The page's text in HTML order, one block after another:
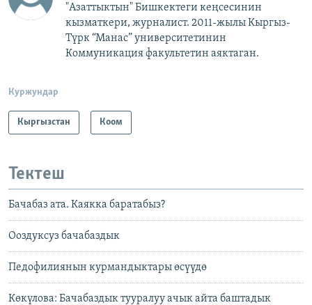
"Азаттыктын" Бишкектеги кеңсесинин
кызматкери, журналист. 2011-жылы Кыргыз-
Түрк “Манас” университетинин
Коммуникация факультетин аяктаган.
Куржундар
Кыргызстан Коом
Тектеш
Бачабаз ата. Каякка баратабыз?
Ооздуксуз бачабаздык
Педофилиянын курмандыктары өсүүдө
Көкүлова: Бачабаздык тууралуу ачык айта баштадык